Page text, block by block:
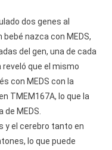
dos genes al
bebé nazca con MEDS,
del gen, una de cada
que el mismo
con MEDS con la
TMEM167A, lo que la
MEDS.
y el cerebro tanto en
lo que puede